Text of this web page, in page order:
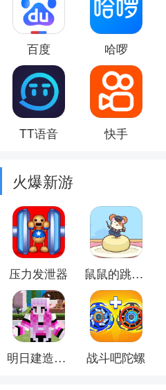
百度 哈啰
TT语音 快手
火爆新游
压力发泄器 鼠鼠的跳跃冒险
明日建造大师 战斗吧陀螺